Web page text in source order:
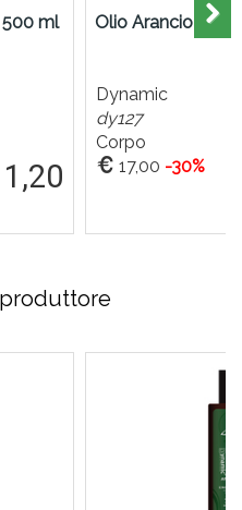
ml Olio Arancio
Dynamic
dy127
Corpo
17,00 -30%